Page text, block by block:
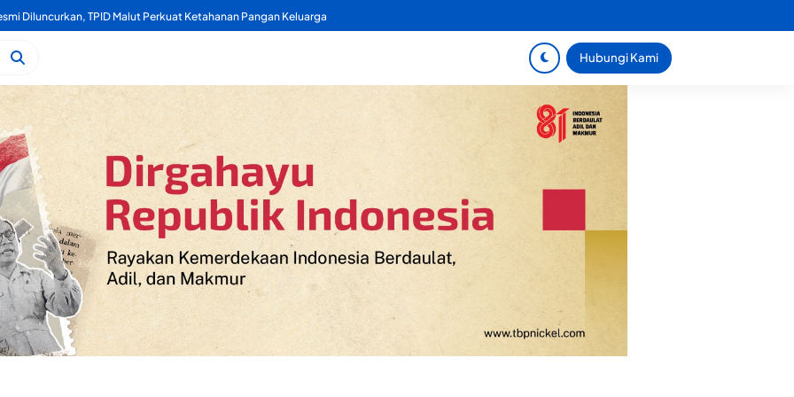
Kukuran Tongole Jadi Media Belajar Etnosains
Hubungi Kami